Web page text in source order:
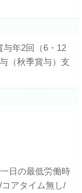
与年2回（6・12
（秋季賞与）支
日の最低労働時
アタイム無し/